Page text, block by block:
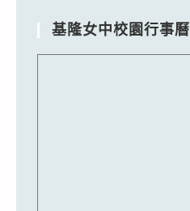
基隆女中校園行事曆